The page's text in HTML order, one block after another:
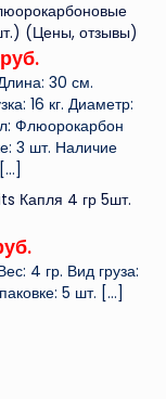
(Цены, отзывы)
30 см.
16 кг. Диаметр:
Флюорокарбон
3 шт. Наличие
[…]
Капля 4 гр 5шт.
4 гр. Вид груза:
5 шт. […]